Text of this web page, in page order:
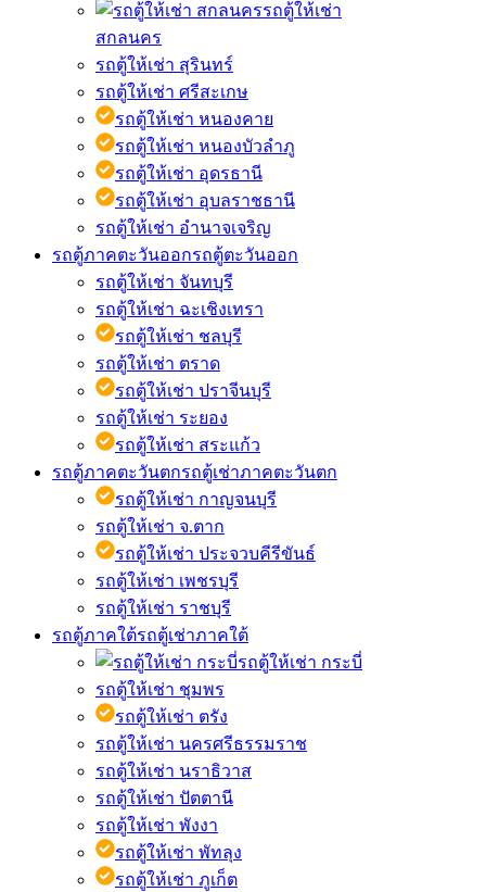
รถตู้ให้เช่า
สกลนคร
รถตู้ให้เช่า สุรินทร์
รถตู้ให้เช่า ศรีสะเกษ
รถตู้ให้เช่า หนองคาย
รถตู้ให้เช่า หนองบัวลำภู
รถตู้ให้เช่า อุดรธานี
รถตู้ให้เช่า อุบลราชธานี
รถตู้ให้เช่า อำนาจเจริญ
รถตู้ภาคตะวันออกรถตู้ตะวันออก
รถตู้ให้เช่า จันทบุรี
รถตู้ให้เช่า ฉะเชิงเทรา
รถตู้ให้เช่า ชลบุรี
รถตู้ให้เช่า ตราด
รถตู้ให้เช่า ปราจีนบุรี
รถตู้ให้เช่า ระยอง
รถตู้ให้เช่า สระแก้ว
รถตู้ภาคตะวันตกรถตู้เช่าภาคตะวันตก
รถตู้ให้เช่า กาญจนบุรี
รถตู้ให้เช่า จ.ตาก
รถตู้ให้เช่า ประจวบคีรีขันธ์
รถตู้ให้เช่า เพชรบุรี
รถตู้ให้เช่า ราชบุรี
รถตู้ภาคใต้รถตู้เช่าภาคใต้
รถตู้ให้เช่า กระบี่
รถตู้ให้เช่า ชุมพร
รถตู้ให้เช่า ตรัง
รถตู้ให้เช่า นครศรีธรรมราช
รถตู้ให้เช่า นราธิวาส
รถตู้ให้เช่า ปัตตานี
รถตู้ให้เช่า พังงา
รถตู้ให้เช่า พัทลุง
รถตู้ให้เช่า ภูเก็ต